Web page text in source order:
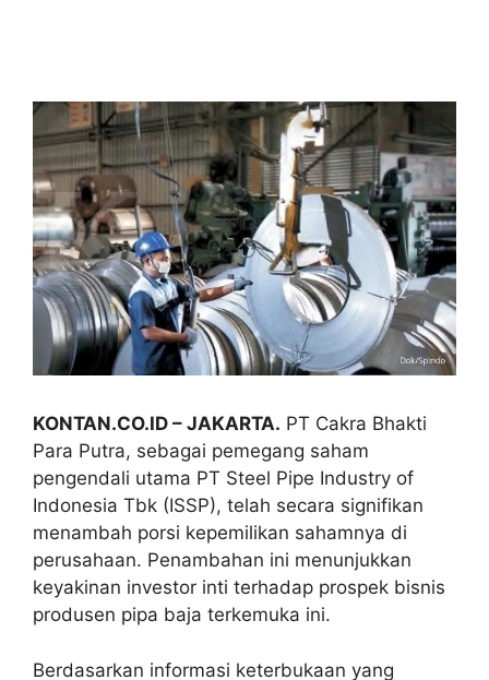
KONTAN.CO.ID – JAKARTA. PT Cakra Bhakti
Para Putra, sebagai pemegang saham
pengendali utama PT Steel Pipe Industry of
Indonesia Tbk (ISSP), telah secara signifikan
menambah porsi kepemilikan sahamnya di
perusahaan. Penambahan ini menunjukkan
keyakinan investor inti terhadap prospek bisnis
produsen pipa baja terkemuka ini.
Berdasarkan informasi keterbukaan yang